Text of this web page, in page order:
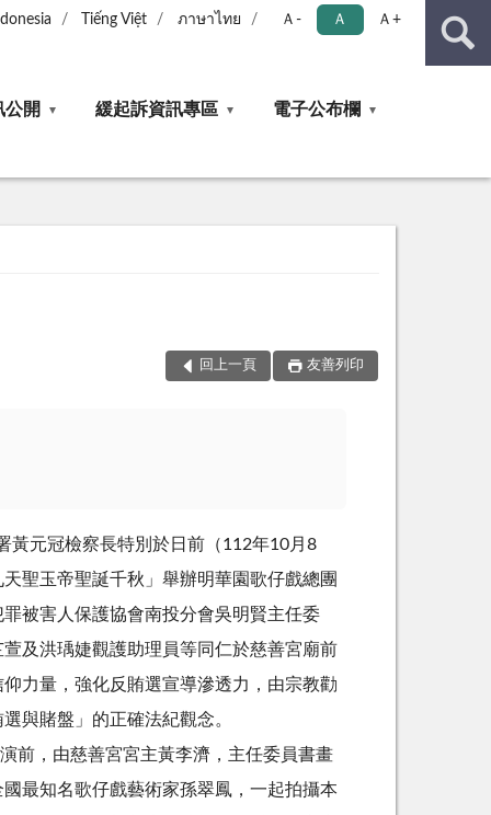
Tiếng Việt ภาษาไทย Ａ- Ａ Ａ+
公開 緩起訴資訊專區 電子公布欄
回上一頁 友善列印
元冠檢察長特別於日前（112年10月8
聖玉帝聖誕千秋」舉辦明華園歌仔戲總團
被害人保護協會南投分會吳明賢主任委
及洪瑀婕觀護助理員等同仁於慈善宮廟前
力量，強化反賄選宣導滲透力，由宗教勸
與賭盤」的正確法紀觀念。
，由慈善宮宮主黃李濟，主任委員書畫
最知名歌仔戲藝術家孫翠鳳，一起拍攝本